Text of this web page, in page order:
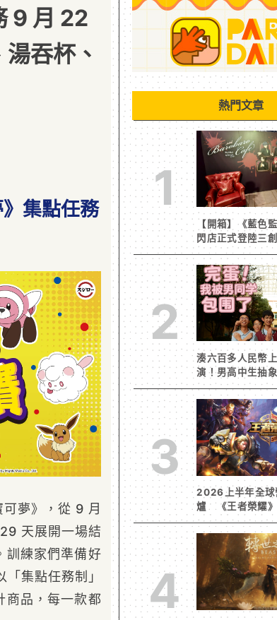
9 月 22
吞杯、
集點任務
夢》，從 9 月
天展開一場結
訓練家們準備好
集點任務制」
商品，每一款都
熱門文章
1
【開箱】《藍色
閃店正式登陸三
周邊搶先看
2
湊六百多人民幣
演！男高中生抽
我被男同學包圍
3
2026上半年全球
爐 《王者榮耀》
霜啟示錄》緊追
4